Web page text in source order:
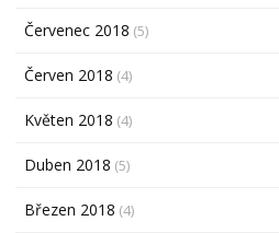
Červenec 2018 (5)
Červen 2018 (4)
Květen 2018 (4)
Duben 2018 (5)
Březen 2018 (4)